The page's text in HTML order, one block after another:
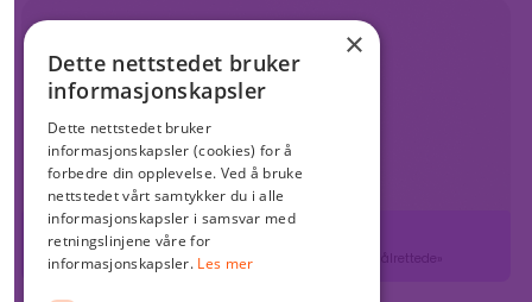
Faktura- og regnskapsmedarbeider og «den målrettede»
×
Dette nettstedet bruker
informasjonskapsler
Dette nettstedet bruker
informasjonskapsler (cookies) for å
forbedre din opplevelse. Ved å bruke
nettstedet vårt samtykker du i alle
informasjonskapsler i samsvar med
retningslinjene våre for
informasjonskapsler. Les mer